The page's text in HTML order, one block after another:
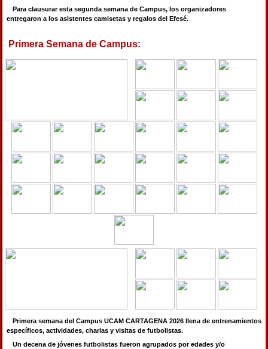
Para clausurar esta segunda semana de Campus, los organizadores
entregaron a los asistentes camisetas y regalos del Efesé.
Primera Semana de Campus:
Primera semana del Campus UCAM CARTAGENA 2026 llena de entrenamientos
específicos, actividades, charlas y visitas de futbolistas.
Un decena de jóvenes futbolistas fueron agrupados por edades y/o